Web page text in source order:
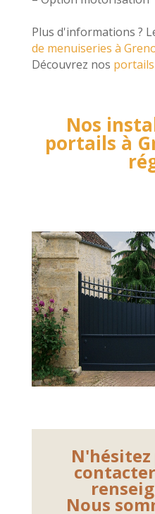
Plus d'informations ?
de menuiseries à
Découvrez nos
Nos
portails à
N'hésitez
Nous